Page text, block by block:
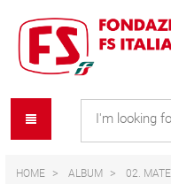
content
navigation
menu
HOME ALBUM
02.